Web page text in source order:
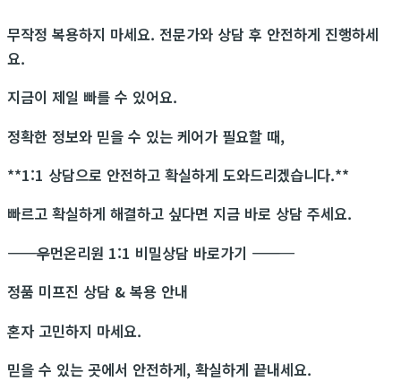
무작정 복용하지 마세요. 전문가와 상담 후 안전하게 진행하세
요.
지금이 제일 빠를 수 있어요.
정확한 정보와 믿을 수 있는 케어가 필요할 때,
**1:1 상담으로 안전하고 확실하게 도와드리겠습니다.**
빠르고 확실하게 해결하고 싶다면 지금 바로 상담 주세요.
―――――――――――우먼온리원 1:1 비밀상담 바로가기 ―――――――――――
정품 미프진 상담 & 복용 안내
혼자 고민하지 마세요.
믿을 수 있는 곳에서 안전하게, 확실하게 끝내세요.